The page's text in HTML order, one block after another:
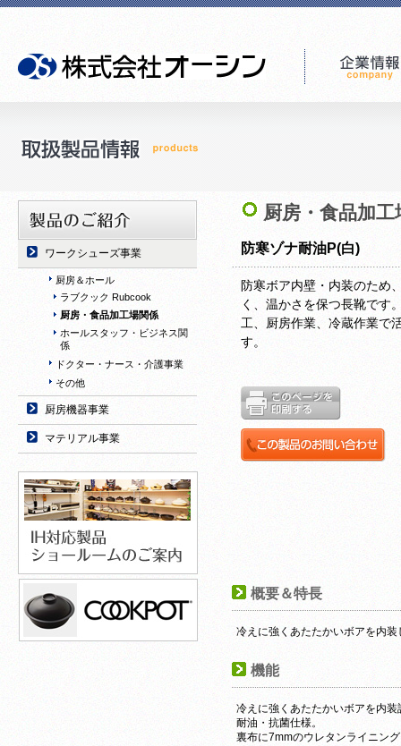
ワークシューズ事業
厨房＆ホール
ラブクック Rubcook
厨房・食品加工場関係
ホールスタッフ・ビジネス関
係
ドクター・ナース・介護事業
その他
厨房機器事業
マテリアル事業
厨房・食品加工
防寒ゾナ耐油P(白)
防寒ボア内壁・内装のため
く、温かさを保つ長靴です
工、厨房作業、冷蔵作業で
す。
概要＆特長
冷えに強くあたたかいボアを内装
機能
冷えに強くあたたかいボアを内装
耐油・抗菌仕様。
裏布に7mmのウレタンライニン